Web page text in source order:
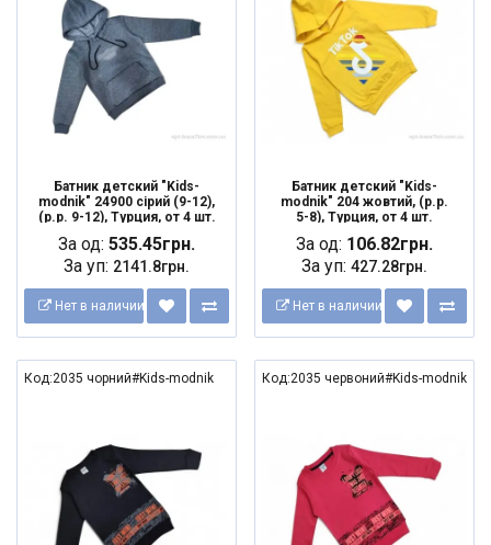
Батник детский "Kids-
modnik" 24900 сірий (9-12),
(р.р. 9-12), Турция, от 4 шт.
За од: 535.45грн.
За уп: 2141.8грн.
Нет в наличии
Батник детский "Kids-
modnik" 204 жовтий, (р.р.
5-8), Турция, от 4 шт.
За од: 106.82грн.
За уп: 427.28грн.
Нет в наличии
Код:2035 чорний#Kids-modnik Код:2035 червоний#Kids-modnik